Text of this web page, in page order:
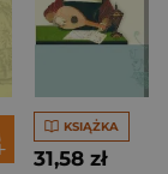
KSIĄŻKA
31,58 zł